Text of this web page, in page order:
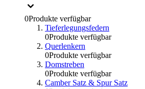
0Produkte verfügbar
Tieferlegungsfedern
0Produkte verfügbar
Querlenkern
0Produkte verfügbar
Domstreben
0Produkte verfügbar
Camber Satz & Spur Satz